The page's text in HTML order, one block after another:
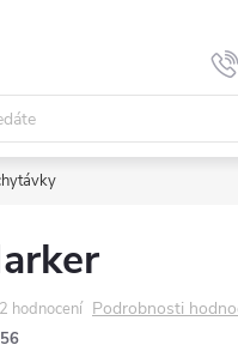
2 hodnocení Podrobnosti